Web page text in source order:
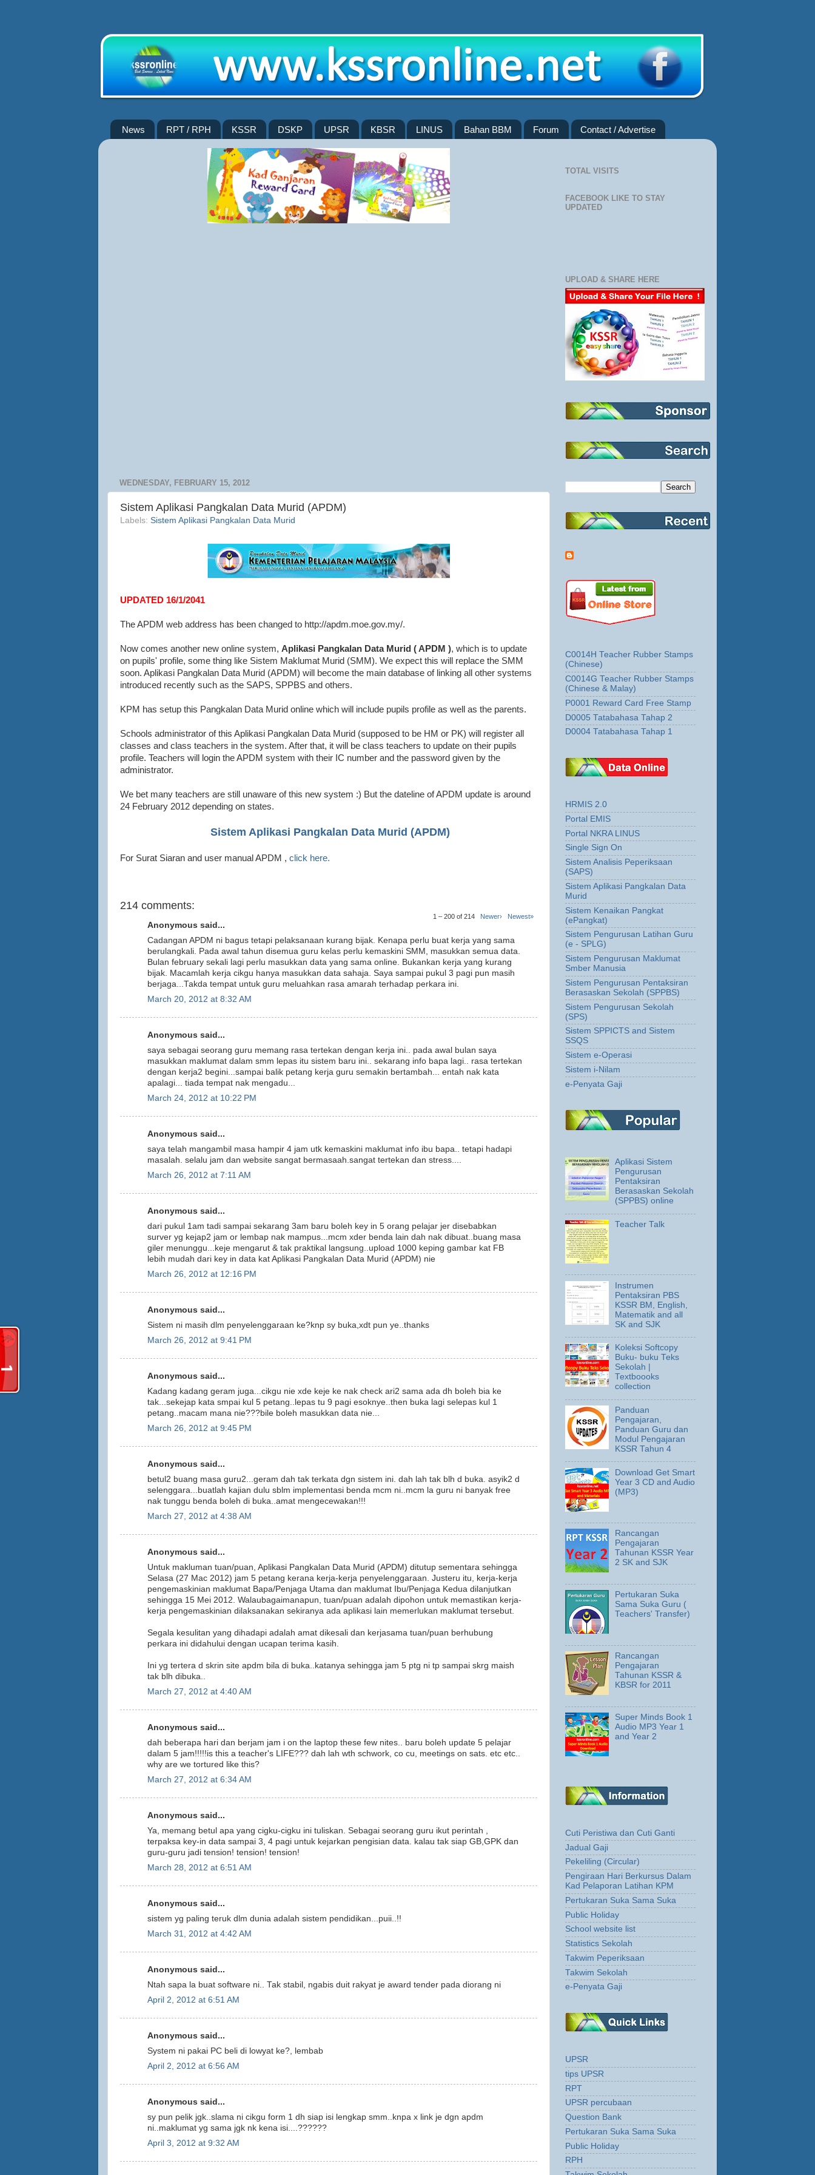
News RPT / RPH KSSR DSKP UPSR KBSR LINUS Bahan BBM Forum Contact / Advertise
WEDNESDAY, FEBRUARY 15, 2012
Sistem Aplikasi Pangkalan Data Murid (APDM)
Labels: Sistem Aplikasi Pangkalan Data Murid
UPDATED 16/1/2041
The APDM web address has been changed to http://apdm.moe.gov.my/.
Now comes another new online system, Aplikasi Pangkalan Data Murid ( APDM ), which is to update
on pupils' profile, some thing like Sistem Maklumat Murid (SMM). We expect this will replace the SMM
soon. Aplikasi Pangkalan Data Murid (APDM) will become the main database of linking all other systems
introduced recently such as the SAPS, SPPBS and others.
KPM has setup this Pangkalan Data Murid online which will include pupils profile as well as the parents.
Schools administrator of this Aplikasi Pangkalan Data Murid (supposed to be HM or PK) will register all
classes and class teachers in the system. After that, it will be class teachers to update on their pupils
profile. Teachers will login the APDM system with their IC number and the password given by the
administrator.
We bet many teachers are still unaware of this new system :) But the dateline of APDM update is around
24 February 2012 depending on states.
Sistem Aplikasi Pangkalan Data Murid (APDM)
For Surat Siaran and user manual APDM , click here.
214 comments:
1 – 200 of 214 Newer› Newest»
Anonymous said...
Cadangan APDM ni bagus tetapi pelaksanaan kurang bijak. Kenapa perlu buat kerja yang sama
berulangkali. Pada awal tahun disemua guru kelas perlu kemaskini SMM, masukkan semua data.
Bulan february sekali lagi perlu masukkan data yang sama online. Bukankan kerja yang kurang
bijak. Macamlah kerja cikgu hanya masukkan data sahaja. Saya sampai pukul 3 pagi pun masih
berjaga...Takda tempat untuk guru meluahkan rasa amarah terhadap perkara ini.
March 20, 2012 at 8:32 AM
Anonymous said...
saya sebagai seorang guru memang rasa tertekan dengan kerja ini.. pada awal bulan saya
masukkan maklumat dalam smm lepas itu sistem baru ini.. sekarang info bapa lagi.. rasa tertekan
dengan kerja2 begini...sampai balik petang kerja guru semakin bertambah... entah nak kata
apalagi... tiada tempat nak mengadu...
March 24, 2012 at 10:22 PM
Anonymous said...
saya telah mangambil masa hampir 4 jam utk kemaskini maklumat info ibu bapa.. tetapi hadapi
masalah. selalu jam dan website sangat bermasaah.sangat tertekan dan stress....
March 26, 2012 at 7:11 AM
Anonymous said...
dari pukul 1am tadi sampai sekarang 3am baru boleh key in 5 orang pelajar jer disebabkan
surver yg kejap2 jam or lembap nak mampus...mcm xder benda lain dah nak dibuat..buang masa
giler menunggu...keje mengarut & tak praktikal langsung..upload 1000 keping gambar kat FB
lebih mudah dari key in data kat Aplikasi Pangkalan Data Murid (APDM) nie
March 26, 2012 at 12:16 PM
Anonymous said...
Sistem ni masih dlm penyelenggaraan ke?knp sy buka,xdt pun ye..thanks
March 26, 2012 at 9:41 PM
Anonymous said...
Kadang kadang geram juga...cikgu nie xde keje ke nak check ari2 sama ada dh boleh bia ke
tak...sekejap kata smpai kul 5 petang..lepas tu 9 pagi esoknye..then buka lagi selepas kul 1
petang..macam mana nie???bile boleh masukkan data nie...
March 26, 2012 at 9:45 PM
Anonymous said...
betul2 buang masa guru2...geram dah tak terkata dgn sistem ini. dah lah tak blh d buka. asyik2 d
selenggara...buatlah kajian dulu sblm implementasi benda mcm ni..mcm la guru ni banyak free
nak tunggu benda boleh di buka..amat mengecewakan!!!
March 27, 2012 at 4:38 AM
Anonymous said...
Untuk makluman tuan/puan, Aplikasi Pangkalan Data Murid (APDM) ditutup sementara sehingga
Selasa (27 Mac 2012) jam 5 petang kerana kerja-kerja penyelenggaraan. Justeru itu, kerja-kerja
pengemaskinian maklumat Bapa/Penjaga Utama dan maklumat Ibu/Penjaga Kedua dilanjutkan
sehingga 15 Mei 2012. Walaubagaimanapun, tuan/puan adalah dipohon untuk memastikan kerja-
kerja pengemaskinian dilaksanakan sekiranya ada aplikasi lain memerlukan maklumat tersebut.
Segala kesulitan yang dihadapi adalah amat dikesali dan kerjasama tuan/puan berhubung
perkara ini didahului dengan ucapan terima kasih.
Ini yg tertera d skrin site apdm bila di buka..katanya sehingga jam 5 ptg ni tp sampai skrg maish
tak blh dibuka..
March 27, 2012 at 4:40 AM
Anonymous said...
dah beberapa hari dan berjam jam i on the laptop these few nites.. baru boleh update 5 pelajar
dalam 5 jam!!!!!is this a teacher's LIFE??? dah lah wth schwork, co cu, meetings on sats. etc etc..
why are we tortured like this?
March 27, 2012 at 6:34 AM
Anonymous said...
Ya, memang betul apa yang cigku-cigku ini tuliskan. Sebagai seorang guru ikut perintah ,
terpaksa key-in data sampai 3, 4 pagi untuk kejarkan pengisian data. kalau tak siap GB,GPK dan
guru-guru jadi tension! tension! tension!
March 28, 2012 at 6:51 AM
Anonymous said...
sistem yg paling teruk dlm dunia adalah sistem pendidikan...puii..!!
March 31, 2012 at 4:42 AM
Anonymous said...
Ntah sapa la buat software ni.. Tak stabil, ngabis duit rakyat je award tender pada diorang ni
April 2, 2012 at 6:51 AM
Anonymous said...
System ni pakai PC beli di lowyat ke?, lembab
April 2, 2012 at 6:56 AM
Anonymous said...
sy pun pelik jgk..slama ni cikgu form 1 dh siap isi lengkap smm..knpa x link je dgn apdm
ni..maklumat yg sama jgk nk kena isi....??????
April 3, 2012 at 9:32 AM
TOTAL VISITS
FACEBOOK LIKE TO STAY
UPDATED
UPLOAD & SHARE HERE
C0014H Teacher Rubber Stamps
(Chinese)
C0014G Teacher Rubber Stamps
(Chinese & Malay)
P0001 Reward Card Free Stamp
D0005 Tatabahasa Tahap 2
D0004 Tatabahasa Tahap 1
HRMIS 2.0
Portal EMIS
Portal NKRA LINUS
Single Sign On
Sistem Analisis Peperiksaan
(SAPS)
Sistem Aplikasi Pangkalan Data
Murid
Sistem Kenaikan Pangkat
(ePangkat)
Sistem Pengurusan Latihan Guru
(e - SPLG)
Sistem Pengurusan Maklumat
Smber Manusia
Sistem Pengurusan Pentaksiran
Berasaskan Sekolah (SPPBS)
Sistem Pengurusan Sekolah
(SPS)
Sistem SPPICTS and Sistem
SSQS
Sistem e-Operasi
Sistem i-Nilam
e-Penyata Gaji
Aplikasi Sistem
Pengurusan
Pentaksiran
Berasaskan Sekolah
(SPPBS) online
Teacher Talk
Instrumen
Pentaksiran PBS
KSSR BM, English,
Matematik and all
SK and SJK
Koleksi Softcopy
Buku- buku Teks
Sekolah |
Textboooks
collection
Panduan
Pengajaran,
Panduan Guru dan
Modul Pengajaran
KSSR Tahun 4
Download Get Smart
Year 3 CD and Audio
(MP3)
Rancangan
Pengajaran
Tahunan KSSR Year
2 SK and SJK
Pertukaran Suka
Sama Suka Guru (
Teachers' Transfer)
Rancangan
Pengajaran
Tahunan KSSR &
KBSR for 2011
Super Minds Book 1
Audio MP3 Year 1
and Year 2
Cuti Peristiwa dan Cuti Ganti
Jadual Gaji
Pekeliling (Circular)
Pengiraan Hari Berkursus Dalam
Kad Pelaporan Latihan KPM
Pertukaran Suka Sama Suka
Public Holiday
School website list
Statistics Sekolah
Takwim Peperiksaan
Takwim Sekolah
e-Penyata Gaji
UPSR
tips UPSR
RPT
UPSR percubaan
Question Bank
Pertukaran Suka Sama Suka
Public Holiday
RPH